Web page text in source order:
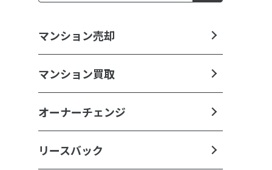
マンション売却
マンション買取
オーナーチェンジ
リースバック